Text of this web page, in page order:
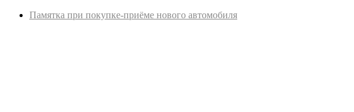
Памятка при покупке-приёме нового автомобиля